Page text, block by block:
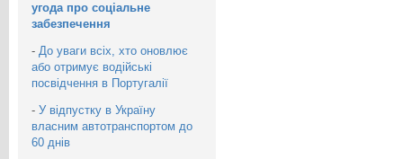
угода про соціальне
забезпечення
- До уваги всіх, хто оновлює
або отримує водійські
посвідчення в Португалії
- У відпустку в Україну
власним автотранспортом до
60 днів